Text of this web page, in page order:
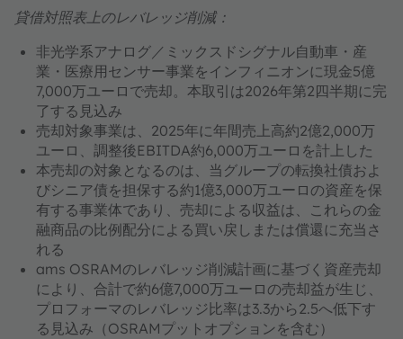
貸借対照表上のレバレッジ削減：
非光学系アナログ／ミックスドシグナル自動車・産
業・医療用センサー事業をインフィニオンに現金5億
7,000万ユーロで売却。本取引は2026年第2四半期に完
了する見込み
売却対象事業は、2025年に年間売上高約2億2,000万
ユーロ、調整後EBITDA約6,000万ユーロを計上した
本売却の対象となるのは、当グループの転換社債およ
びシニア債を担保する約1億3,000万ユーロの資産を保
有する事業体であり、売却による収益は、これらの金
融商品の比例配分による買い戻しまたは償還に充当さ
れる
ams OSRAMのレバレッジ削減計画に基づく資産売却
により、合計で約6億7,000万ユーロの売却益が生じ、
プロフォーマのレバレッジ比率は3.3から2.5へ低下す
る見込み（OSRAMプットオプションを含む）